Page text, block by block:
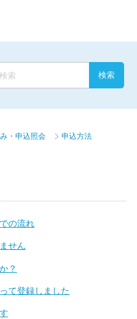
・申込照会 申込方法
の流れ
せん
？
て登録しました